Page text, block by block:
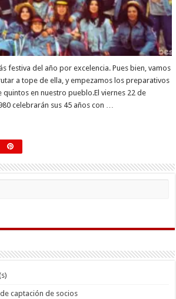
festiva del año por excelencia. Pues bien, vamos
a tope de ella, y empezamos los preparativos
en nuestro pueblo.El viernes 22 de
celebrarán sus 45 años con …
de captación de socios